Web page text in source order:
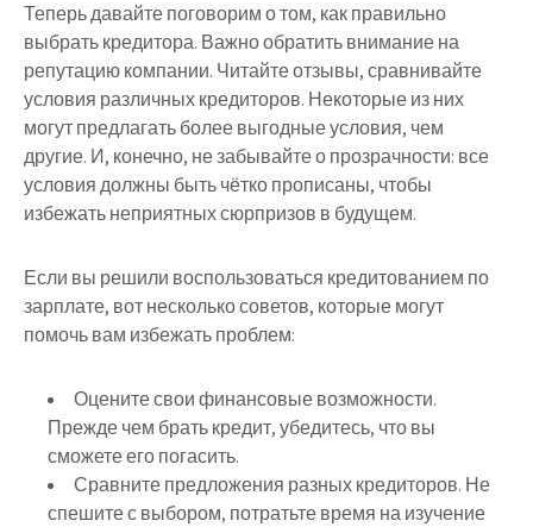
Теперь давайте поговорим о том, как правильно
выбрать кредитора. Важно обратить внимание на
репутацию компании. Читайте отзывы, сравнивайте
условия различных кредиторов. Некоторые из них
могут предлагать более выгодные условия, чем
другие. И, конечно, не забывайте о прозрачности: все
условия должны быть чётко прописаны, чтобы
избежать неприятных сюрпризов в будущем.
Если вы решили воспользоваться кредитованием по
зарплате, вот несколько советов, которые могут
помочь вам избежать проблем:
Оцените свои финансовые возможности.
Прежде чем брать кредит, убедитесь, что вы
сможете его погасить.
Сравните предложения разных кредиторов. Не
спешите с выбором, потратьте время на изучение